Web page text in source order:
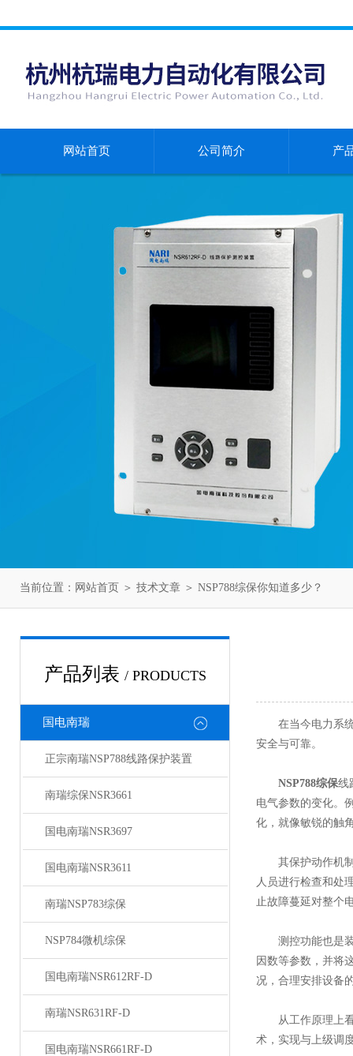
网站首页 公司简介 产
当前位置： 网站首页 ＞ 技术文章 ＞ NSP788综保你知道多少？
产品列表 / PRODUCTS
国电南瑞
正宗南瑞NSP788线路保护装置
南瑞综保NSR3661
国电南瑞NSR3697
国电南瑞NSR3611
南瑞NSP783综保
NSP784微机综保
国电南瑞NSR612RF-D
南瑞NSR631RF-D
国电南瑞NSR661RF-D
在当今电力系统
安全与可靠。
NSP788综保线
电气参数的变化。
化，就像敏锐的触
其保护动作机制
人员进行检查和处
止故障蔓延对整个
测控功能也是装
因数等参数，并将
况，合理安排设备
从工作原理上看
术，实现与上级调